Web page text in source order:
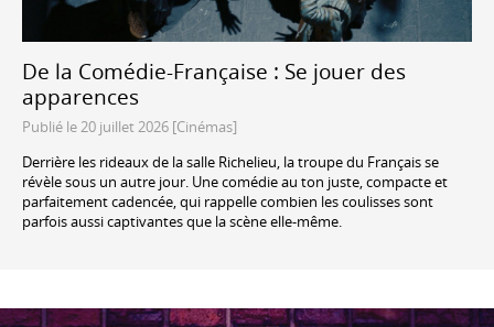
De la Comédie-Française : Se jouer des
apparences
Publié le 20 juillet 2026 [Cinémas]
Derrière les rideaux de la salle Richelieu, la troupe du Français se
révèle sous un autre jour. Une comédie au ton juste, compacte et
parfaitement cadencée, qui rappelle combien les coulisses sont
parfois aussi captivantes que la scène elle-même.